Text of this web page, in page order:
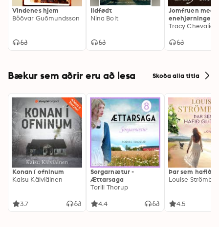
Vindenes hjem
Böðvar Guðmundsson
Ildfødt
Nina Bolt
Jomfruen med
enehjørningen
Tracy Chevalier
Bækur sem aðrir eru að lesa Skoða alla titla
Konan í ofninum
Kaisu Kälviäinen
3.7
Sorgarnætur -
Ættarsaga
Torill Thorup
4.4
Þar sem hafið
Louise
4.5